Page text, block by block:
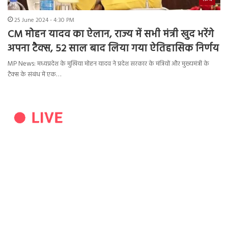
25 June 2024 - 4:30 PM
CM मोहन यादव का ऐलान, राज्य में सभी मंत्री खुद भरेंगे
अपना टैक्स, 52 साल बाद लिया गया ऐतिहासिक निर्णय
MP News: मध्यप्रदेश के मुखिया मोहन यादव ने प्रदेश सरकार के मंत्रियों और मुख्यमंत्री के
टैक्स के संबंध में एक…